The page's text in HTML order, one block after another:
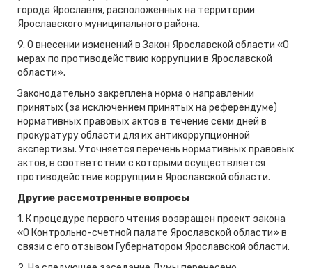
города Ярославля, расположенных на территории
Ярославского муниципального района.
9. О внесении изменений в Закон Ярославской области «О
мерах по противодействию коррупции в Ярославской
области».
Законодательно закреплена норма о направлении
принятых (за исключением принятых на референдуме)
нормативных правовых актов в течение семи дней в
прокуратуру области для их антикоррупционной
экспертизы. Уточняется перечень нормативных правовых
актов, в соответствии с которыми осуществляется
противодействие коррупции в Ярославской области.
Другие рассмотренные вопросы
1. К процедуре первого чтения возвращен проект закона
«О Контрольно-счетной палате Ярославской области» в
связи с его отзывом Губернатором Ярославской области.